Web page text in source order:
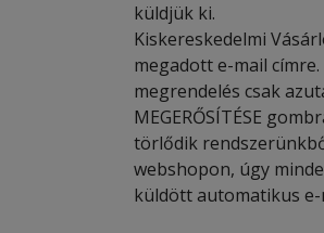
küldjük ki.
Kiskereskedelmi
megadott e-mail
megrendelés csak
MEGERŐSÍTÉSE
törlődik
webshopon, úgy
küldött automatikus